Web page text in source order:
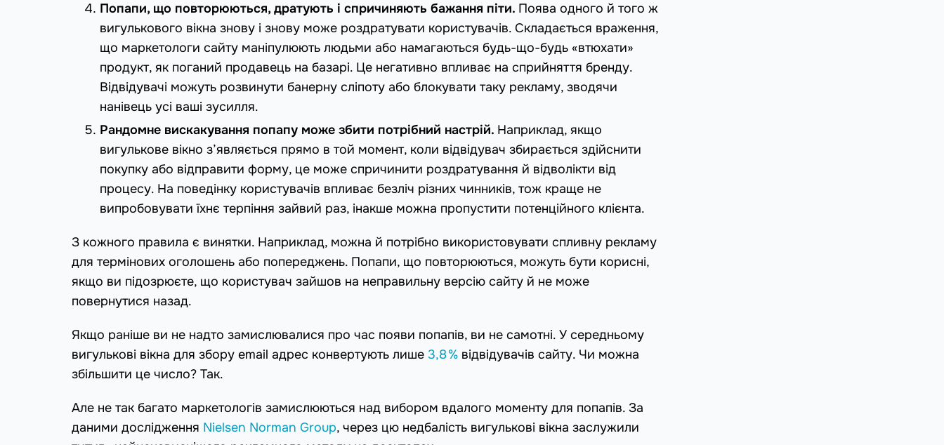
Попапи, що повторюються, дратують і спричиняють бажання піти. Поява одного й того ж
вигулькового вікна знову і знову може роздратувати користувачів. Складається враження,
що маркетологи сайту маніпулюють людьми або намагаються будь-що-будь «втюхати»
продукт, як поганий продавець на базарі. Це негативно впливає на сприйняття бренду.
Відвідувачі можуть розвинути банерну сліпоту або блокувати таку рекламу, зводячи
нанівець усі ваші зусилля.
Рандомне вискакування попапу може збити потрібний настрій. Наприклад, якщо
вигулькове вікно з’являється прямо в той момент, коли відвідувач збирається здійснити
покупку або відправити форму, це може спричинити роздратування й відволікти від
процесу. На поведінку користувачів впливає безліч різних чинників, тож краще не
випробовувати їхнє терпіння зайвий раз, інакше можна пропустити потенційного клієнта.
З кожного правила є винятки. Наприклад, можна й потрібно використовувати спливну рекламу
для термінових оголошень або попереджень. Попапи, що повторюються, можуть бути корисні,
якщо ви підозрюєте, що користувач зайшов на неправильну версію сайту й не може
повернутися назад.
Якщо раніше ви не надто замислювалися про час появи попапів, ви не самотні. У середньому
вигулькові вікна для збору email адрес конвертують лише 3,8 % відвідувачів сайту. Чи можна
збільшити це число? Так.
Але не так багато маркетологів замислюються над вибором вдалого моменту для попапів. За
даними дослідження Nielsen Norman Group, через цю недбалість вигулькові вікна заслужили